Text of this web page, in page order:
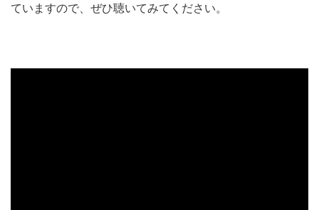
ていますので、ぜひ聴いてみてください。